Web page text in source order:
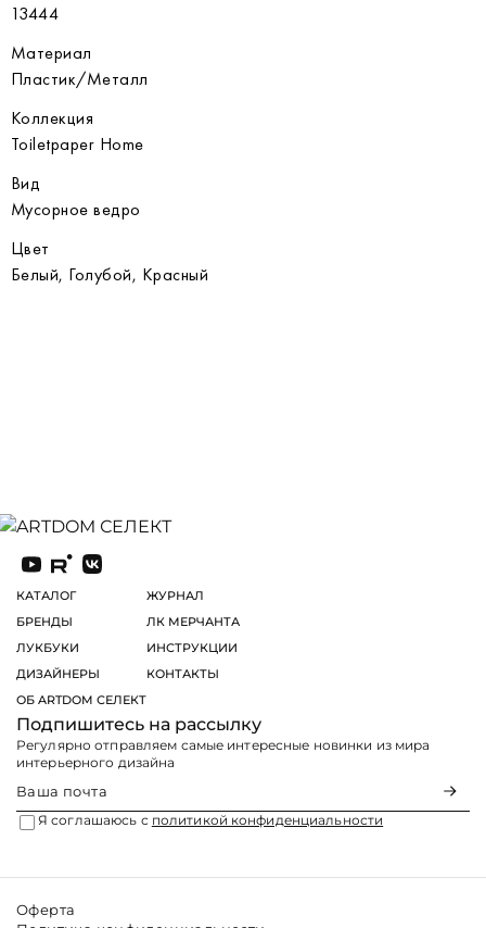
13444
Материал
Пластик/Металл
Коллекция
Toiletpaper Home
Вид
Мусорное ведро
Цвет
Белый, Голубой, Красный
КАТАЛОГ
БРЕНДЫ
ЛУКБУКИ
ДИЗАЙНЕРЫ
ОБ ARTDOM СЕЛЕКТ
ЖУРНАЛ
ЛК МЕРЧАНТА
ИНСТРУКЦИИ
КОНТАКТЫ
Подпишитесь на рассылку
Регулярно отправляем самые интересные новинки из мира
интерьерного дизайна
Я соглашаюсь с политикой конфиденциальности
Оферта